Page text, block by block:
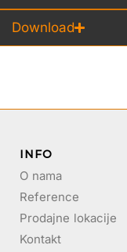
Download
INFO
O nama
Reference
Prodajne lokacije
Kontakt